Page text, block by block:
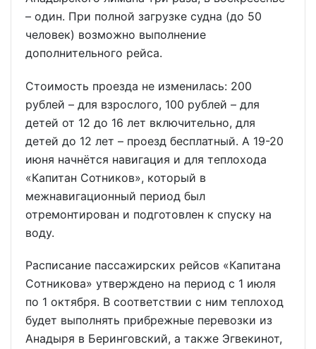
– один. При полной загрузке судна (до 50
человек) возможно выполнение
дополнительного рейса.
Стоимость проезда не изменилась: 200
рублей – для взрослого, 100 рублей – для
детей от 12 до 16 лет включительно, для
детей до 12 лет – проезд бесплатный. А 19-20
июня начнётся навигация и для теплохода
«Капитан Сотников», который в
межнавигационный период был
отремонтирован и подготовлен к спуску на
воду.
Расписание пассажирских рейсов «Капитана
Сотникова» утверждено на период с 1 июля
по 1 октября. В соответствии с ним теплоход
будет выполнять прибрежные перевозки из
Анадыря в Беринговский, а также Эгвекинот,